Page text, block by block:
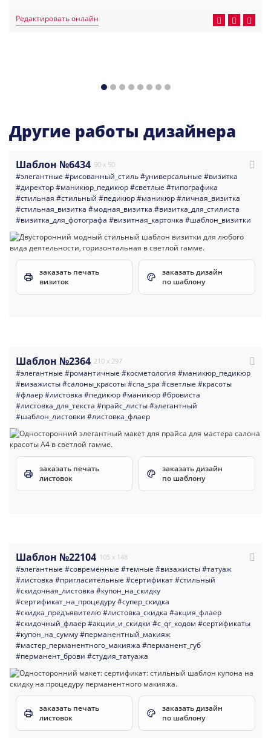
Редактировать онлайн
Другие работы дизайнера
Шаблон №6434 90 x 50
#элегантные #рисованный_стиль#универсальные #визитка
#директор#маникюр_педикюр#светлые #типографика
#стильная #стильный #педикюр#маникюр#личная_визитка
#стильная_визитка #модная_визитка #визитка_для_стилиста
#визитка_для_фотографа #визитная_карточка #шаблон_визитки
заказать печать
визиток
заказать дизайн
по шаблону
Шаблон №2364 210 x 297
#элегантные #романтичные #косметология #маникюр_педикюр
#визажисты#салоны_красоты#спа_spa #светлые #красоты
#флаер#листовка #педикюр#маникюр#бровиста
#листовка_для_текста #прайс_листы#элегантный
#шаблон_листовки #листовка_флаер
заказать печать
листовок
заказать дизайн
по шаблону
Шаблон №22104 105 x 148
#элегантные #современные #темные #визажисты#татуаж
#листовка #пригласительные #сертификат#стильный
#скидочная_листовка #купон_на_скидку
#сертификат_на_процедуру#супер_скидка
#скидка_предъявителю#листовка_скидка #акция_флаер
#скидочный_флаер#акции_и_скидки #с_qr_кодом #сертификаты
#купон_на_сумму#перманентный_макияж
#мастер_перманентного_макияжа #перманент_губ
#перманент_брови #студия_татуажа
заказать печать
листовок
заказать дизайн
по шаблону